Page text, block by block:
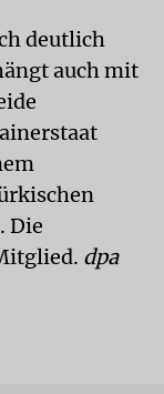
deutlich
auch mit
Die
dpa